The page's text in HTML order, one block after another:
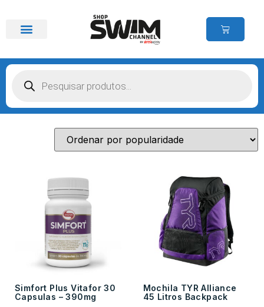
Simfort Plus Vitafor 30
Capsulas – 390mg
Mochila TYR Alliance
45 Litros Backpack